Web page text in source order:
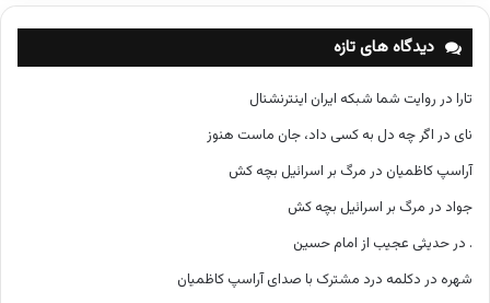
ه‌
ه
دیدگاه های تازه
تارا در روایت شما شبکه ایران اینترنشنال
نای در اگر چه دل به کسی داد، جان ماست هنوز
آراسپ کاظمیان در مرگ بر اسرائیل بچه کش
جواد در مرگ بر اسرائیل بچه کش
. در حدیثی عجیب از امام حسین
شهره در دکلمه درد مشترک با صدای آراسپ کاظمیان